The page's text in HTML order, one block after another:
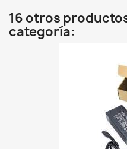
16 otros
categoría: